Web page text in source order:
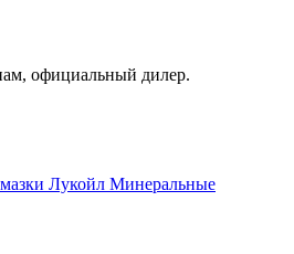
официальный дилер.
Лукойл Минеральные